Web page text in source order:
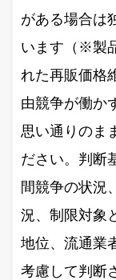
がある場合は
います（※製
れた再販価格
由競争が働か
思い通りのま
ださい。判断
間競争の状況
況、制限対象
地位、流通業
考慮して判断